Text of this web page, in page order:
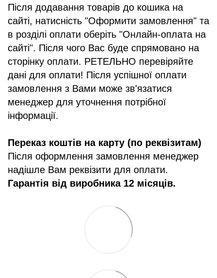
Після додавання товарів до кошика на
сайті, натисність "Оформити замовлення" та
в розділі оплати оберіть "Онлайн-оплата на
сайті". Після чого Вас буде спрямовано на
сторінку оплати. РЕТЕЛЬНО перевіряйте
дані для оплати! Після успішної оплати
замовлення з Вами може зв'язатися
менеджер для уточнення потрібної
інформації.
Переказ коштів на карту (по реквізитам)
Після оформлення замовлення менеджер
надішле Вам реквізити для оплати.
Гарантія від виробника 12 місяців.